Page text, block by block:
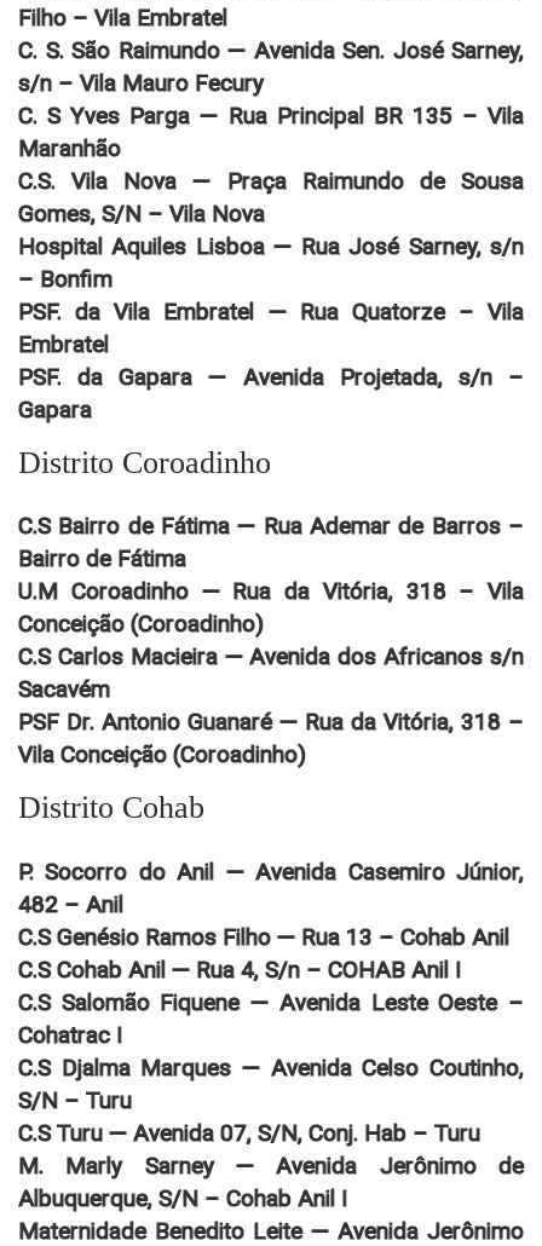
Filho – Vila Embratel
C. S. São Raimundo — Avenida Sen. José Sarney,
s/n – Vila Mauro Fecury
C. S Yves Parga — Rua Principal BR 135 – Vila
Maranhão
C.S. Vila Nova — Praça Raimundo de Sousa
Gomes, S/N – Vila Nova
Hospital Aquiles Lisboa — Rua José Sarney, s/n
– Bonfim
PSF. da Vila Embratel — Rua Quatorze – Vila
Embratel
PSF. da Gapara — Avenida Projetada, s/n –
Gapara
Distrito Coroadinho
C.S Bairro de Fátima — Rua Ademar de Barros –
Bairro de Fátima
U.M Coroadinho — Rua da Vitória, 318 – Vila
Conceição (Coroadinho)
C.S Carlos Macieira — Avenida dos Africanos s/n
Sacavém
PSF Dr. Antonio Guanaré — Rua da Vitória, 318 –
Vila Conceição (Coroadinho)
Distrito Cohab
P. Socorro do Anil — Avenida Casemiro Júnior,
482 – Anil
C.S Genésio Ramos Filho — Rua 13 – Cohab Anil
C.S Cohab Anil — Rua 4, S/n – COHAB Anil I
C.S Salomão Fiquene — Avenida Leste Oeste –
Cohatrac I
C.S Djalma Marques — Avenida Celso Coutinho,
S/N – Turu
C.S Turu — Avenida 07, S/N, Conj. Hab – Turu
M. Marly Sarney — Avenida Jerônimo de
Albuquerque, S/N – Cohab Anil I
Maternidade Benedito Leite — Avenida Jerônimo